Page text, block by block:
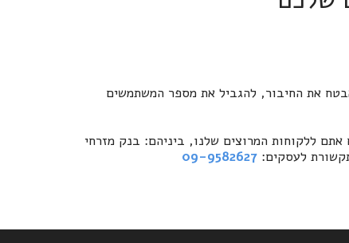
את החיבור, להגביל את מספר המשתמשים
ללקוחות המרוצים שלנו, ביניהם: בנק מזרחי
לעסקים:09-9582627